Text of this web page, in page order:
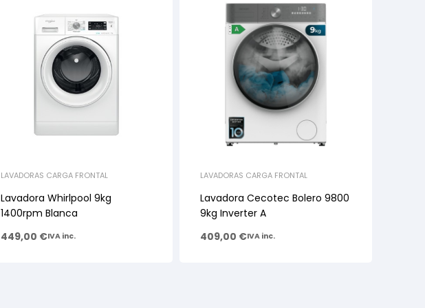
LAVADORAS CARGA FRONTAL
Lavadora Whirlpool 9kg
1400rpm Blanca
449,00 €IVA inc.
LAVADORAS CARGA FRONTAL
Lavadora Cecotec Bolero 9800
9kg Inverter A
409,00 €IVA inc.